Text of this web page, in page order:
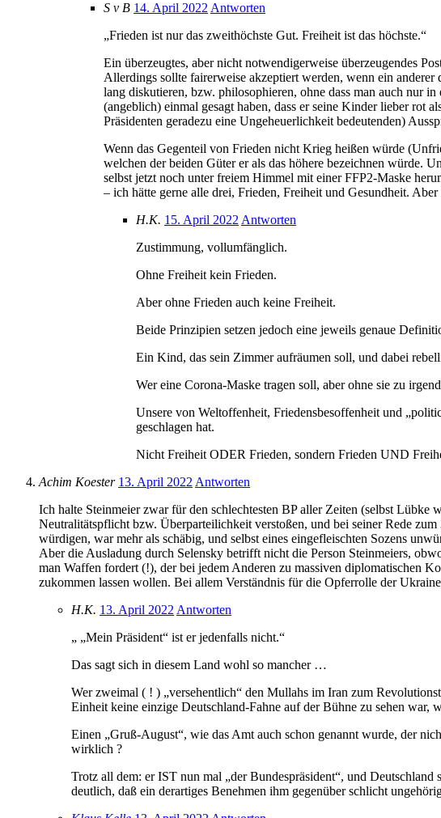
S v B 14. April 2022Antworten
„Frieden ist nur das zweithöchste Gut. Freiheit ist das höchste.“
Ein überzeugtes, aber nicht notwendigerweise überzeugendes
Allerdings sollte fairerweise akzeptiert werden, wenn ein
lang diskutieren, bzw. philosophieren, ohne dass man auch nur
(angeblich) einmal gesagt haben, dass er seine Kinder lieber rot
Präsidenten geradezu eine Ungeheuerlichkeit bedeutenden)
Wenn das Gegenteil von Frieden nicht Krieg heißen würde
welchen der beiden Güter er als das höhere bezeichnen würde.
selbst jetzt noch unter freiem Himmel mit einer FFP2-Maske
– ich hätte gerne alle drei, Frieden, Freiheit und Gesundheit.
H.K. 15. April 2022Antworten
Zustimmung, vollumfänglich.
Ohne Freiheit kein Frieden.
Aber ohne Frieden auch keine Freiheit.
Beide Prinzipien setzen jedoch eine jeweils genaue
Ein Kind, das sein Zimmer aufräumen soll, und dabei
Wer eine Corona-Maske tragen soll, aber ohne sie zu
Unsere von Weltoffenheit, Friedensbesoffenheit und
geschlagen hat.
Nicht Freiheit ODER Frieden, sondern Frieden UND
Achim Koester 13. April 2022Antworten
Ich halte Steinmeier zwar für den schlechtesten BP aller Zeiten (selbst Lübke
Neutralitätspflicht bzw. Überparteilichkeit verstoßen, und bei seiner Rede
würdigen, war mehr als schäbig, und selbst eines eingefleischten Sozens
Aber die Ausladung durch Selensky betrifft nicht die Person Steinmeiers,
man Waffen fordert (!), der bei jedem Anderen zu massiven diplomatischen
zukommen lassen wollen. Bei allem Verständnis für die Opferrolle der
H.K. 13. April 2022Antworten
„ „Mein Präsident“ ist er jedenfalls nicht.“
Das sagt sich in diesem Land wohl so mancher …
Wer zweimal ( ! ) „versehentlich“ den Mullahs im Iran zum
Einheit keine einzige Deutschland-Fahne auf der Bühne zu sehen war,
Einen „Gruß-August“, wie das Amt auch schon genannt wurde, der
wirklich ?
Trotz all dem: er IST nun mal „der Bundespräsident“, und
deutlich, daß ein derartiges Benehmen ihm gegenüber schlicht